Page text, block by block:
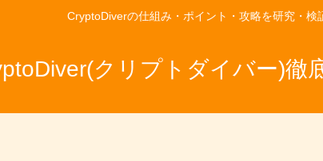
CryptoDiverの仕組み・ポイント・攻略を研究・検
クリプトダイバー)徹